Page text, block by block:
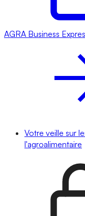
AGRA Business
Votre veille sur
l'agroalimentaire